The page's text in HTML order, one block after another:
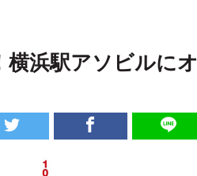
浜駅アソビルにオ